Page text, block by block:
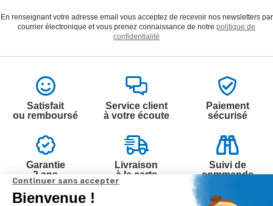
En renseignant votre adresse email vous acceptez de recevoir nos newsletters par
courrier électronique et vous prenez connaissance de notre politique de
confidentialité
Satisfait
ou remboursé
Service client
à votre écoute
Paiement
sécurisé
Garantie
2 ans
Livraison
à la carte
Suivi de
commande